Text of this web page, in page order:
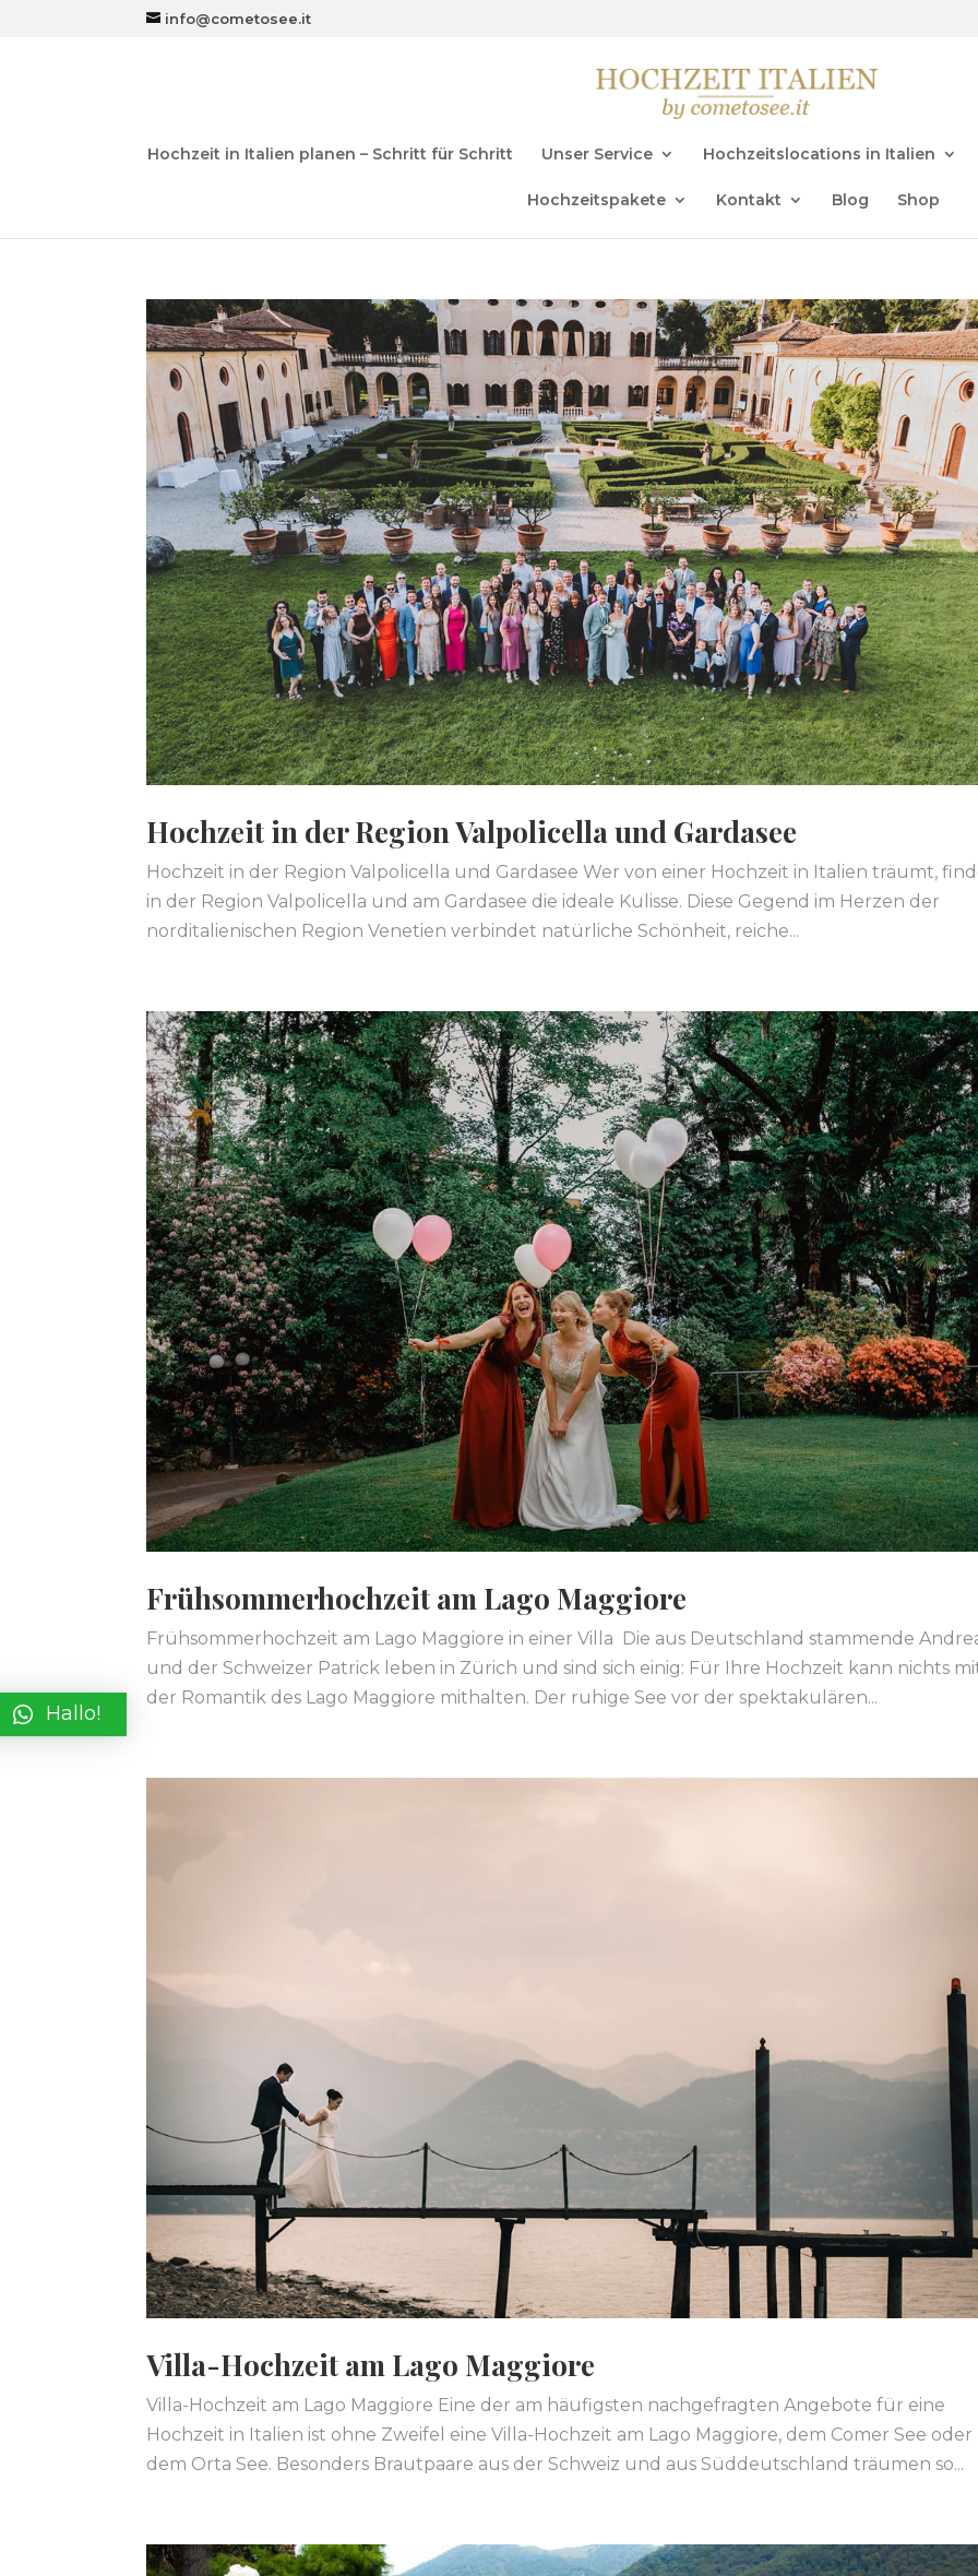
info@cometosee.it
Hochzeit in Italien planen – Schritt für Schritt Unser Service Hochzeitslocations in Italien
Hochzeitspakete Kontakt Blog Shop
Hochzeit in der Region Valpolicella und Gardasee
Hochzeit in der Region Valpolicella und Gardasee Wer von einer Hochzeit in Italien träumt,
in der Region Valpolicella und am Gardasee die ideale Kulisse. Diese Gegend im Herzen der
norditalienischen Region Venetien verbindet natürliche Schönheit, reiche...
Frühsommerhochzeit am Lago Maggiore
Frühsommerhochzeit am Lago Maggiore in einer Villa Die aus Deutschland stammende
und der Schweizer Patrick leben in Zürich und sind sich einig: Für Ihre Hochzeit kann nichts
der Romantik des Lago Maggiore mithalten. Der ruhige See vor der spektakulären...
Villa-Hochzeit am Lago Maggiore
Villa-Hochzeit am Lago Maggiore Eine der am häufigsten nachgefragten Angebote für eine
Hochzeit in Italien ist ohne Zweifel eine Villa-Hochzeit am Lago Maggiore, dem Comer See oder
dem Orta See. Besonders Brautpaare aus der Schweiz und aus Süddeutschland träumen so...
Hallo!